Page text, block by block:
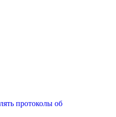
протоколы об